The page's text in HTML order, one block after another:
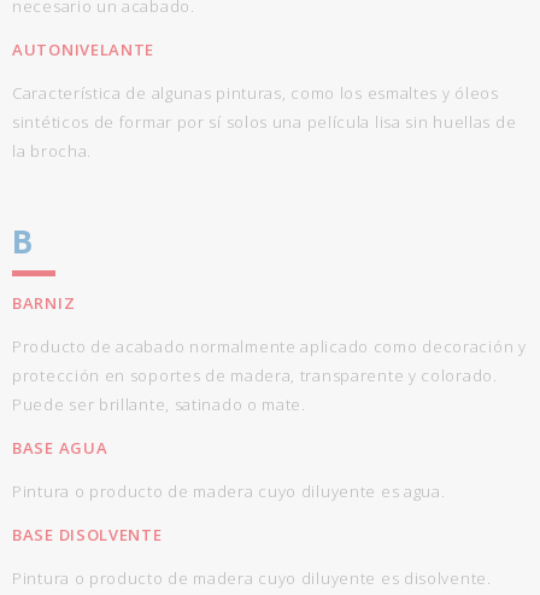
necesario un acabado.
AUTONIVELANTE
Característica de algunas pinturas, como los esmaltes y óleos
sintéticos de formar por sí solos una película lisa sin huellas de
la brocha.
B
BARNIZ
Producto de acabado normalmente aplicado como decoración y
protección en soportes de madera, transparente y colorado.
Puede ser brillante, satinado o mate.
BASE AGUA
Pintura o producto de madera cuyo diluyente es agua.
BASE DISOLVENTE
Pintura o producto de madera cuyo diluyente es disolvente.